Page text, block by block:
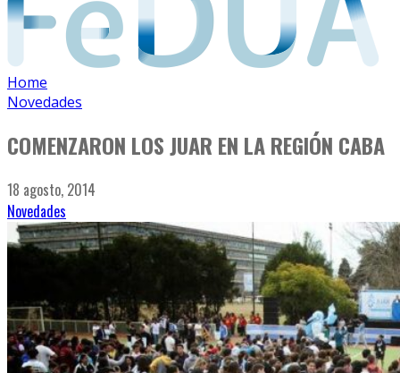
Home
Novedades
COMENZARON LOS JUAR EN LA REGIÓN CABA
18 agosto, 2014
Novedades